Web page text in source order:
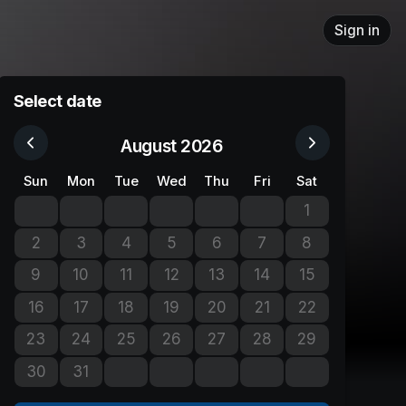
Sign in
Select date
August 2026
Sun Mon Tue Wed Thu Fri Sat
1No tickets
2No tickets available
3
No tickets available
4No tickets available
5
No tickets available
6No tickets available
7No tickets available
8No tickets
9No tickets available
10No tickets available
11No tickets available
12No tickets available
13No tickets available
14No tickets available
15No tickets
16No tickets available
17No tickets available
18No tickets available
19No tickets available
20No tickets available
21No tickets available
22No tickets
23No tickets available
24No tickets available
25No tickets available
26No tickets available
27No tickets available
28No tickets available
29No tickets
30
No tickets available
31No tickets available